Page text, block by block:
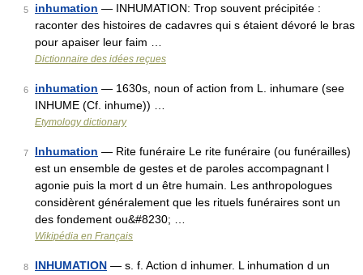
5 inhumation — INHUMATION: Trop souvent précipitée :
raconter des histoires de cadavres qui s étaient dévoré le bras
pour apaiser leur faim …
Dictionnaire des idées reçues
6 inhumation — 1630s, noun of action from L. inhumare (see
INHUME (Cf. inhume)) …
Etymology dictionary
7 Inhumation — Rite funéraire Le rite funéraire (ou funérailles)
est un ensemble de gestes et de paroles accompagnant l
agonie puis la mort d un être humain. Les anthropologues
considèrent généralement que les rituels funéraires sont un
des fondement ou&#8230; …
Wikipédia en Français
8 INHUMATION — s. f. Action d inhumer. L inhumation d un